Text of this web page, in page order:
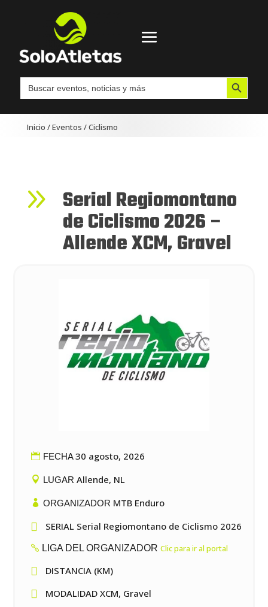
Buscar: Botón de búsqueda
Inicio /Eventos /Ciclismo
9 Serial Regiomontano
de Ciclismo 2026 –
Allende XCM, Gravel
FECHA30 agosto, 2026
LUGAR Allende, NL
ORGANIZADOR MTB Enduro
 SERIAL Serial Regiomontano de Ciclismo 2026
LIGA DEL ORGANIZADOR Clic para ir al portal
 DISTANCIA (KM)
 MODALIDAD XCM, Gravel